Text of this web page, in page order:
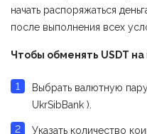
начать распоряжаться
после выполнения всех
Чтобы обменять USDT на
Выбрать валютную
UkrSibBank ).
Указать количество